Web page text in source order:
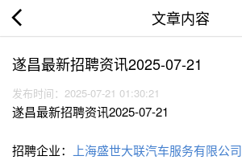
文章内容
遂昌最新招聘资讯2025-07-21
发布时间：2025-07-21 01:30:21
遂昌最新招聘资讯2025-07-21
招聘企业：
上海盛世大联汽车服务有限公司